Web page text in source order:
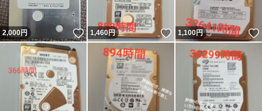
2,000円 いいね！
1,460円 いいね！
1,100円